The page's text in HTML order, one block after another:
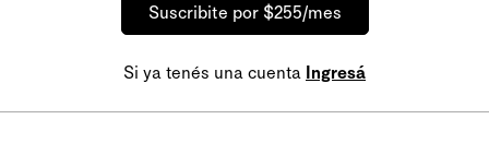
Suscribite por $255/mes
Si ya tenés una cuenta Ingresá